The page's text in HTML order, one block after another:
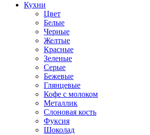
Кухни
Цвет
Белые
Черные
Желтые
Красные
Зеленые
Серые
Бежевые
Глянцевые
Кофе с молоком
Металлик
Слоновая кость
Фуксия
Шоколад